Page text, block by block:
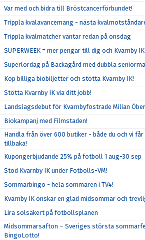
Var med och bidra till Bröstcancerförbundet!
Trippla kvalavancemang - nästa
Trippla kvalmatcher väntar redan på onsdag
SUPERWEEK = mer pengar till dig och Kvarnby IK
Superlördag på Bäckagård med dubbla
Köp billiga biobiljetter och stötta Kvarnby IK!
Stötta Kvarnby IK via ditt jobb!
Landslagsdebut för Kvarnbyfostrade Milian
Biokampanj med Filmstaden!
Handla från över 600 butiker - både du och vi
tillbaka!
Kupongerbjudande 25% på fotboll 1 aug-30 sep
Stöd Kvarnby IK under Fotbolls-VM!
Sommarbingo - hela sommaren i TV4!
Kvarnby IK önskar en glad midsommar och
Lira solsäkert på fotbollsplanen
Midsommarsafton – Sveriges största
BingoLotto!